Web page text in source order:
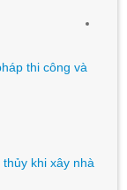
thi công và
khi xây nhà